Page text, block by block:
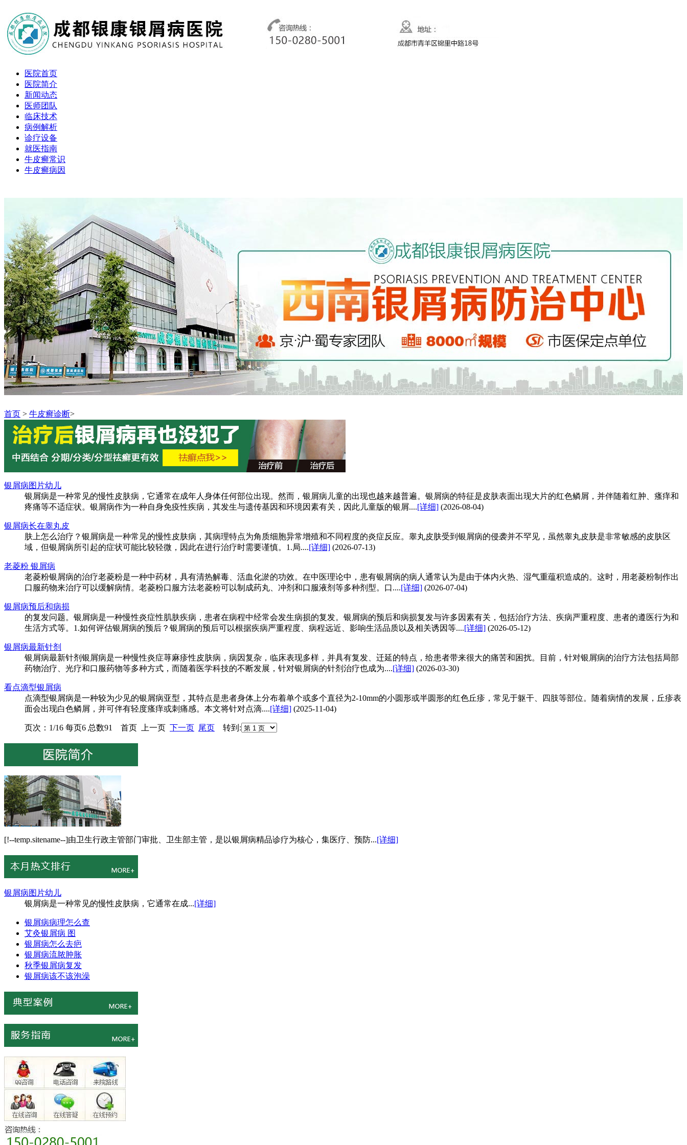
医院首页
医院简介
新闻动态
医师团队
临床技术
病例解析
诊疗设备
就医指南
牛皮癣常识
牛皮癣病因
首页 > 牛皮癣诊断>
银屑病图片幼儿
银屑病是一种常见的慢性皮肤病，它通常在成年人身体任何部位出现。然而，银屑病儿童的出现也越来越普遍。银屑病的特征是皮肤表面出现大片的红色鳞屑，并伴随着红肿、瘙痒和
疼痛等不适症状。银屑病作为一种自身免疫性疾病，其发生与遗传基因和环境因素有关，因此儿童版的银屑....[详细] (2026-08-04)
银屑病长在睾丸皮
肤上怎么治疗？银屑病是一种常见的慢性皮肤病，其病理特点为角质细胞异常增殖和不同程度的炎症反应。睾丸皮肤受到银屑病的侵袭并不罕见，虽然睾丸皮肤是非常敏感的皮肤区
域，但银屑病所引起的症状可能比较轻微，因此在进行治疗时需要谨慎。1.局....[详细] (2026-07-13)
老菱粉 银屑病
老菱粉银屑病的治疗老菱粉是一种中药材，具有清热解毒、活血化淤的功效。在中医理论中，患有银屑病的病人通常认为是由于体内火热、湿气重蕴积造成的。这时，用老菱粉制作出
口服药物来治疗可以缓解病情。老菱粉口服方法老菱粉可以制成药丸、冲剂和口服液剂等多种剂型。口....[详细] (2026-07-04)
银屑病预后和病损
的复发问题。银屑病是一种慢性炎症性肌肤疾病，患者在病程中经常会发生病损的复发。银屑病的预后和病损复发与许多因素有关，包括治疗方法、疾病严重程度、患者的遵医行为和
生活方式等。1.如何评估银屑病的预后？银屑病的预后可以根据疾病严重程度、病程远近、影响生活品质以及相关诱因等....[详细] (2026-05-12)
银屑病最新针剂
银屑病最新针剂银屑病是一种慢性炎症荨麻疹性皮肤病，病因复杂，临床表现多样，并具有复发、迁延的特点，给患者带来很大的痛苦和困扰。目前，针对银屑病的治疗方法包括局部
药物治疗、光疗和口服药物等多种方式，而随着医学科技的不断发展，针对银屑病的针剂治疗也成为....[详细] (2026-03-30)
看点滴型银屑病
点滴型银屑病是一种较为少见的银屑病亚型，其特点是患者身体上分布着单个或多个直径为2-10mm的小圆形或半圆形的红色丘疹，常见于躯干、四肢等部位。随着病情的发展，丘疹表
面会出现白色鳞屑，并可伴有轻度瘙痒或刺痛感。本文将针对点滴....[详细] (2025-11-04)
页次：1/16 每页6 总数91 首页 上一页 下一页 尾页 转到:
[!--temp.sitename--]由卫生行政主管部门审批、卫生部主管，是以银屑病精品诊疗为核心，集医疗、预防...[详细]
银屑病图片幼儿
银屑病是一种常见的慢性皮肤病，它通常在成...[详细]
银屑病病理怎么查
艾灸银屑病 图
银屑病怎么去疤
银屑病流脓肿胀
秋季银屑病复发
银屑病该不该泡澡